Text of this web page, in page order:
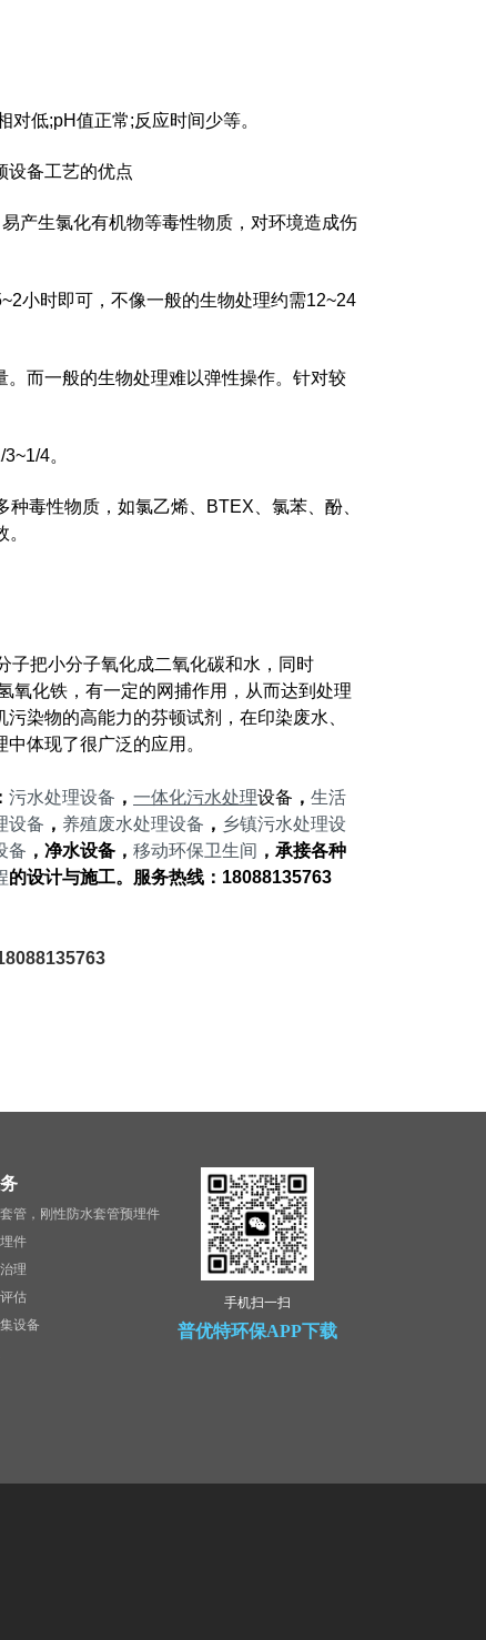
低;pH值正常;反应时间少等。
设备工艺的优点
产生氯化有机物等毒性物质，对环境造成伤
小时即可，不像一般的生物处理约需12~24
而一般的生物处理难以弹性操作。针对较
4。
毒性物质，如氯乙烯、BTEX、氯苯、酚、
子把小分子氧化成二氧化碳和水，同时
氧化铁，有一定的网捕作用，从而达到处理
染物的高能力的芬顿试剂，在印染废水、
体现了很广泛的应用。
污水处理设备 ， 一体化污水处理设备 ， 生活
设备 ， 养殖废水处理设备 ， 乡镇污水处理设
备 ，净水设备， 移动环保卫生间 ，承接各种
的设计与施工。服务热线： 18088135763
管，刚性防水套管预埋件
件
理
估
设备
手机扫一扫
普优特环保APP下载